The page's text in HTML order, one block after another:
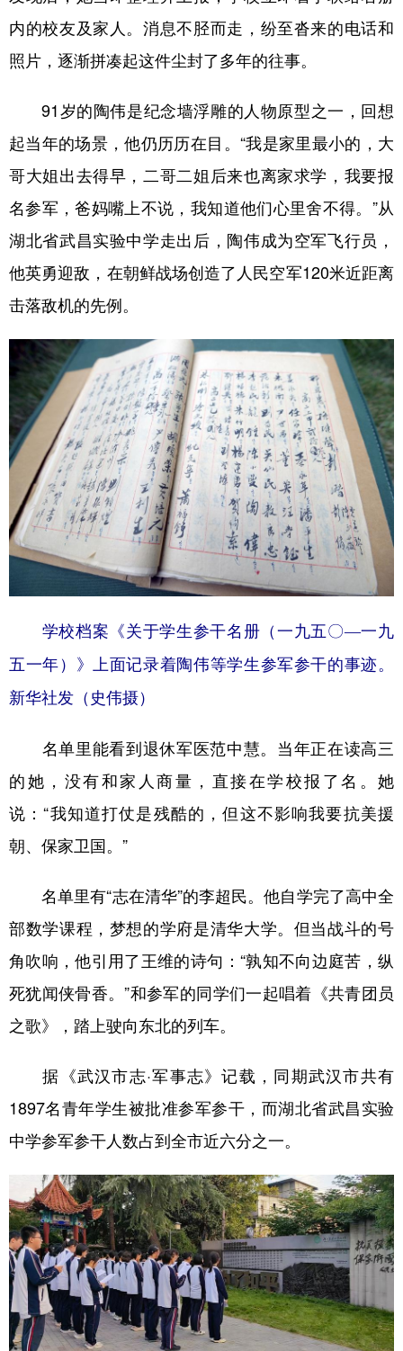
内的校友及家人。消息不胫而走，纷至沓来的电话和
照片，逐渐拼凑起这件尘封了多年的往事。
91岁的陶伟是纪念墙浮雕的人物原型之一，回想
起当年的场景，他仍历历在目。“我是家里最小的，大
哥大姐出去得早，二哥二姐后来也离家求学，我要报
名参军，爸妈嘴上不说，我知道他们心里舍不得。”从
湖北省武昌实验中学走出后，陶伟成为空军飞行员，
他英勇迎敌，在朝鲜战场创造了人民空军120米近距离
击落敌机的先例。
学校档案《关于学生参干名册（一九五〇—一九
五一年）》上面记录着陶伟等学生参军参干的事迹。
新华社发（史伟摄）
名单里能看到退休军医范中慧。当年正在读高三
的她，没有和家人商量，直接在学校报了名。她
说：“我知道打仗是残酷的，但这不影响我要抗美援
朝、保家卫国。”
名单里有“志在清华”的李超民。他自学完了高中全
部数学课程，梦想的学府是清华大学。但当战斗的号
角吹响，他引用了王维的诗句：“孰知不向边庭苦，纵
死犹闻侠骨香。”和参军的同学们一起唱着《共青团员
之歌》，踏上驶向东北的列车。
据《武汉市志·军事志》记载，同期武汉市共有
1897名青年学生被批准参军参干，而湖北省武昌实验
中学参军参干人数占到全市近六分之一。